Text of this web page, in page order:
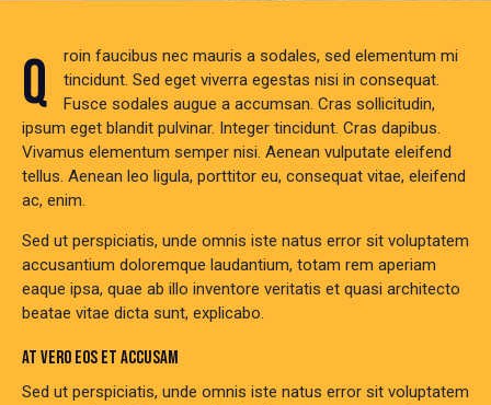
Qroin faucibus nec mauris a sodales, sed elementum mi
tincidunt. Sed eget viverra egestas nisi in consequat.
Fusce sodales augue a accumsan. Cras sollicitudin,
ipsum eget blandit pulvinar. Integer tincidunt. Cras dapibus.
Vivamus elementum semper nisi. Aenean vulputate eleifend
tellus. Aenean leo ligula, porttitor eu, consequat vitae, eleifend
ac, enim.
Sed ut perspiciatis, unde omnis iste natus error sit voluptatem
accusantium doloremque laudantium, totam rem aperiam
eaque ipsa, quae ab illo inventore veritatis et quasi architecto
beatae vitae dicta sunt, explicabo.
AT VERO EOS ET ACCUSAM
Sed ut perspiciatis, unde omnis iste natus error sit voluptatem